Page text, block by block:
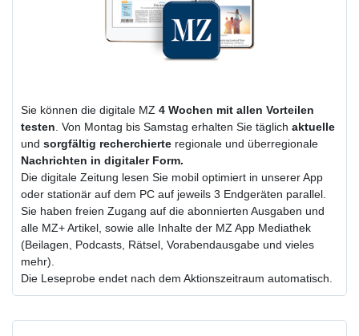
Sie können die digitale MZ 4 Wochen mit allen Vorteilen
testen. Von Montag bis Samstag erhalten Sie täglich aktuelle
und sorgfältig recherchierte regionale und überregionale
Nachrichten in digitaler Form.
Die digitale Zeitung lesen Sie mobil optimiert in unserer App
oder stationär auf dem PC auf jeweils 3 Endgeräten parallel.
Sie haben freien Zugang auf die abonnierten Ausgaben und
alle MZ+ Artikel, sowie alle Inhalte der MZ App Mediathek
(Beilagen, Podcasts, Rätsel, Vorabendausgabe und vieles
mehr).
Die Leseprobe endet nach dem Aktionszeitraum automatisch.